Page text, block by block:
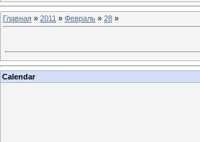
Главная » 2011 » Февраль » 28 »
Calendar